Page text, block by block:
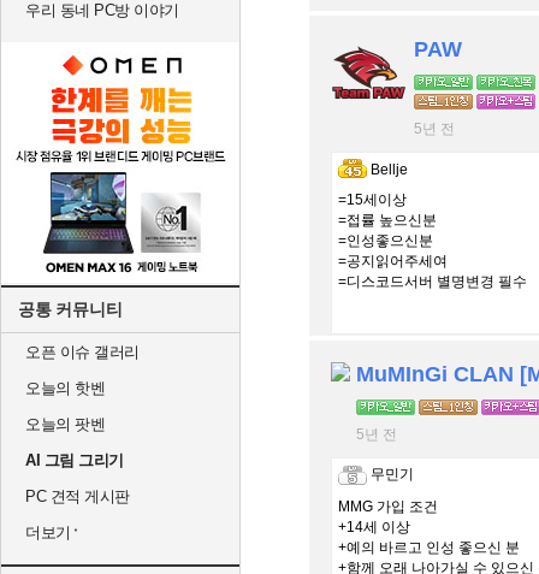
우리 동네 PC방 이야기
공통 커뮤니티
오픈 이슈 갤러리
오늘의 핫벤
오늘의 팟벤
AI 그림 그리기
PC 견적 게시판
더보기
PAW
5년 전
Bellje
=15세이상
=접률 높으신분
=인성좋으신분
=공지읽어주세여
=디스코드서버 별명변경 필수
MuMInGi CLAN
5년 전
무민기
MMG 가입 조건
+14세 이상
+예의 바르고 인성 좋으신 분
+함께 오래 나아가실 수 있으신